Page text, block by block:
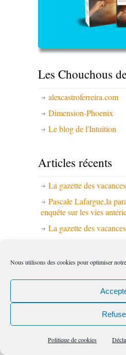
Nous utilisons des cookies pour optimiser
Politique de cookies
Les Chouchous
alexcastroferreira.com
Dimension-Phoenix
Le blog de l'Intuition
Articles récents
La gazette des
Pascale Lafargue,la
enquête sur les vies
La gazette des
à votre place ?
Les médias en